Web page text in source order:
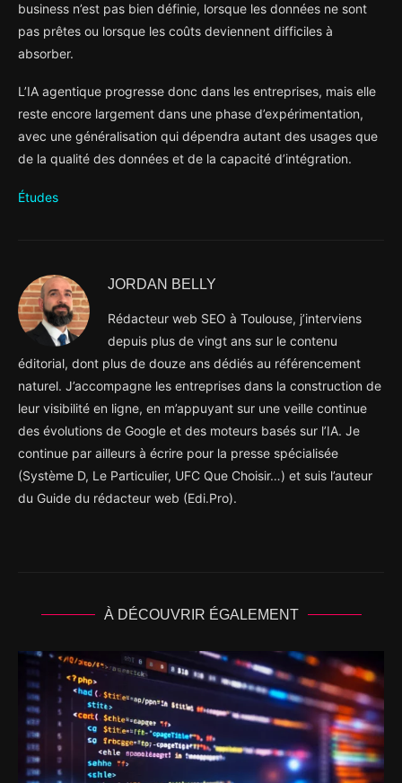
business n’est pas bien définie, lorsque les données ne sont
pas prêtes ou lorsque les coûts deviennent difficiles à
absorber.
L’IA agentique progresse donc dans les entreprises, mais elle
reste encore largement dans une phase d’expérimentation,
avec une généralisation qui dépendra autant des usages que
de la qualité des données et de la capacité d’intégration.
Études
JORDAN BELLY
Rédacteur web SEO à Toulouse, j’interviens
depuis plus de vingt ans sur le contenu
éditorial, dont plus de douze ans dédiés au référencement
naturel. J’accompagne les entreprises dans la construction de
leur visibilité en ligne, en m’appuyant sur une veille continue
des évolutions de Google et des moteurs basés sur l’IA. Je
continue par ailleurs à écrire pour la presse spécialisée
(Système D, Le Particulier, UFC Que Choisir…) et suis l’auteur
du Guide du rédacteur web (Edi.Pro).
À DÉCOUVRIR ÉGALEMENT